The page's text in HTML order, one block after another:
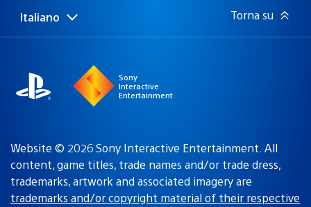
Seleziona
una
Regione
attuale:
Italiano Torna su
Sony
Interactive
Entertainment
Website © 2026 Sony Interactive Entertainment. All
content, game titles, trade names and/or trade dress,
trademarks, artwork and associated imagery are
trademarks and/or copyright material of their respective